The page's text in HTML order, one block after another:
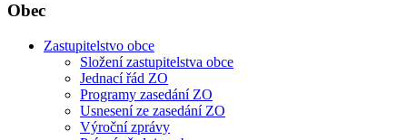
Obec
Zastupitelstvo obce
Složení zastupitelstva obce
Jednací řád ZO
Programy zasedání ZO
Usnesení ze zasedání ZO
Výroční zprávy